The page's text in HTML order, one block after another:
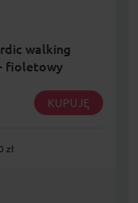
walking
fioletowy
KUPUJĘ
zł